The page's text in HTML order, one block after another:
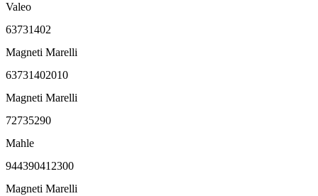
Valeo
63731402
Magneti Marelli
63731402010
Magneti Marelli
72735290
Mahle
944390412300
Magneti Marelli